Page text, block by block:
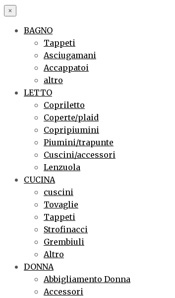
×
BAGNO
Tappeti
Asciugamani
Accappatoi
altro
LETTO
Copriletto
Coperte/plaid
Copripiumini
Piumini/trapunte
Cuscini/accessori
Lenzuola
CUCINA
cuscini
Tovaglie
Tappeti
Strofinacci
Grembiuli
Altro
DONNA
Abbigliamento Donna
Accessori